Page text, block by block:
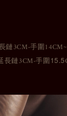
鏈3CM-手圍
長鏈3CM-手圍15.5